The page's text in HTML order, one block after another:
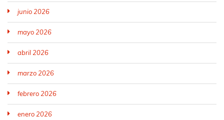
junio 2026
mayo 2026
abril 2026
marzo 2026
febrero 2026
enero 2026